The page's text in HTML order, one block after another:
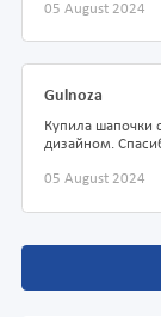
05 August 2024
Gulnoza
Купила шапочки
дизайном.
05 August 2024